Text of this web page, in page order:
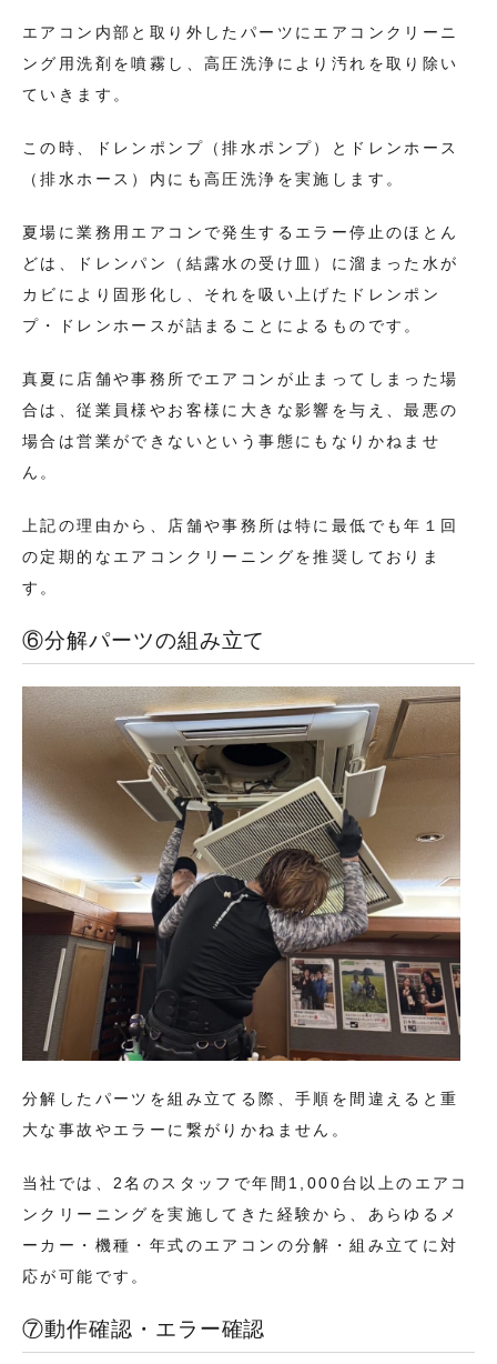
エアコン内部と取り外したパーツにエアコンクリーニ
ング用洗剤を噴霧し、高圧洗浄により汚れを取り除い
ていきます。
この時、ドレンポンプ（排水ポンプ）とドレンホース
（排水ホース）内にも高圧洗浄を実施します。
夏場に業務用エアコンで発生するエラー停止のほとん
どは、ドレンパン（結露水の受け皿）に溜まった水が
カビにより固形化し、それを吸い上げたドレンポン
プ・ドレンホースが詰まることによるものです。
真夏に店舗や事務所でエアコンが止まってしまった場
合は、従業員様やお客様に大きな影響を与え、最悪の
場合は営業ができないという事態にもなりかねませ
ん。
上記の理由から、店舗や事務所は特に最低でも年１回
の定期的なエアコンクリーニングを推奨しておりま
す。
⑥分解パーツの組み立て
分解したパーツを組み立てる際、手順を間違えると重
大な事故やエラーに繋がりかねません。
当社では、2名のスタッフで年間1,000台以上のエアコ
ンクリーニングを実施してきた経験から、あらゆるメ
ーカー・機種・年式のエアコンの分解・組み立てに対
応が可能です。
⑦動作確認・エラー確認